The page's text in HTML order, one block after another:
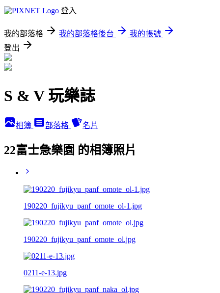
登入
我的部落格 我的部落格後台
我的帳號
登出
S & V 玩樂誌
相簿 部落格 名片
22富士急樂園 的相簿照片
190220_fujikyu_panf_omote_ol-1.jpg
190220_fujikyu_panf_omote_ol.jpg
0211-e-13.jpg